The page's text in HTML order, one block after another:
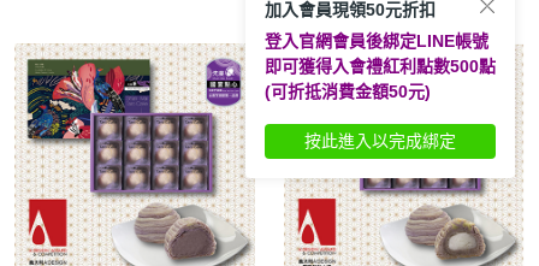
加入會員現領50元折扣
登入官網會員後綁定LINE帳號
即可獲得入會禮紅利點數500點
(可折抵消費金額50元)
按此進入以完成綁定